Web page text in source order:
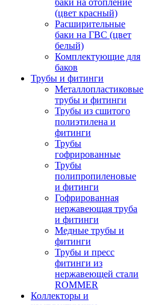
баки на отопление
(цвет красный)
Расширительные
баки на ГВС (цвет
белый)
Комплектующие для
баков
Трубы и фитинги
Металлопластиковые
трубы и фитинги
Трубы из сшитого
полиэтилена и
фитинги
Трубы
гофрированные
Трубы
полипропиленовые
и фитинги
Гофрированная
нержавеющая труба
и фитинги
Медные трубы и
фитинги
Трубы и пресс
фитинги из
нержавеющей стали
ROMMER
Коллекторы и